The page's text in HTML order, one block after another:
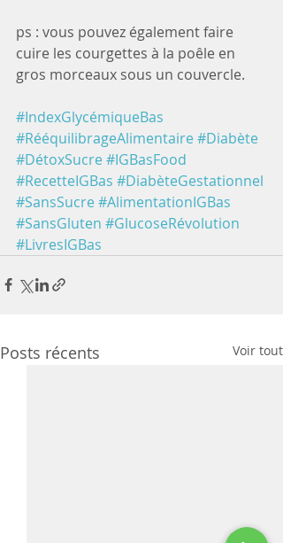
ps : vous pouvez également faire
cuire les courgettes à la poêle en
gros morceaux sous un couvercle.
#IndexGlycémiqueBas
#RééquilibrageAlimentaire #Diabète
#DétoxSucre #IGBasFood
#RecetteIGBas #DiabèteGestationnel
#SansSucre #AlimentationIGBas
#SansGluten #GlucoseRévolution
#LivresIGBas
Posts récents Voir tout